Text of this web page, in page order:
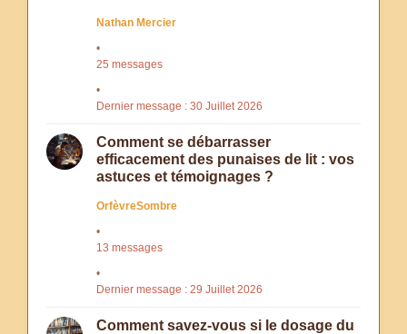
Nathan Mercier
25 messages
Dernier message : 30 Juillet 2026
Comment se débarrasser
efficacement des punaises de lit : vos
astuces et témoignages ?
OrfèvreSombre
13 messages
Dernier message : 29 Juillet 2026
Comment savez-vous si le dosage du